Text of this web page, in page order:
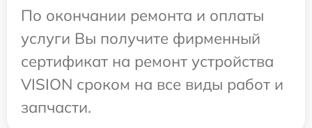
По окончании ремонта и оплаты
услуги Вы получите фирменный
сертификат на ремонт устройства
VISION сроком на все виды работ и
запчасти.